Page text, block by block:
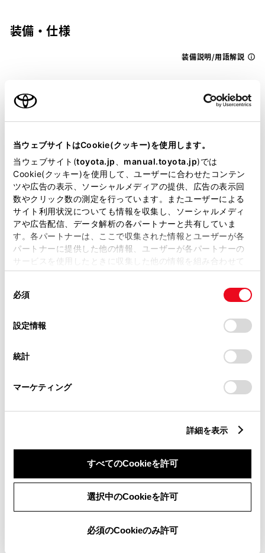
当ウェブサイトはCookie(クッキー)を使用します。
当ウェブサイト(toyota.jp manual.toyota.jp)では
Cookie(クッキー)を使用して、ユーザーに合わせたコンテン
ツや広告の表示、ソーシャルメディアの提供、広告の表示回
数やクリック数の測定を行っています。またユーザーによる
サイト利用状況についても情報を収集し、ソーシャルメディ
アや広告配信、データ解析の各パートナーと共有していま
す。各パートナーは、ここで収集された情報とユーザーが各
パートナーに提供した他の情報、ユーザーが各パートナーの
サービスを使用したときに収集した他の情報を組み合わせて
使用することがあります。当ウェブサイトの使用を続行する
デバイスにすべてのCookie(クッキー)が保存されることに同
意したことになります。Cookie(クッキー)のオプトアウト、
設定の変更、同意を撤回したりするにあたっては、当社の
「Cookie（クッキー）情報の取り扱いについて
」をご覧くだ
必須
設定情報
統計
マーケティング
詳細を表示
すべてのCookieを許可
選択中のCookieを許可
必須のCookieのみ許可
装備・仕様
装備説明/用語解説
パワーウィンドウ
ABS
横滑防止装置
キーレス
リモコンスターター
安全装置・運転サポート